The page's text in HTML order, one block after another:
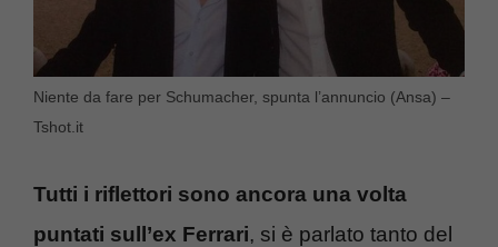
Niente da fare per Schumacher, spunta l’annuncio (Ansa) –
Tshot.it
Tutti i riflettori sono ancora una volta
puntati sull’ex Ferrari, si è parlato tanto del